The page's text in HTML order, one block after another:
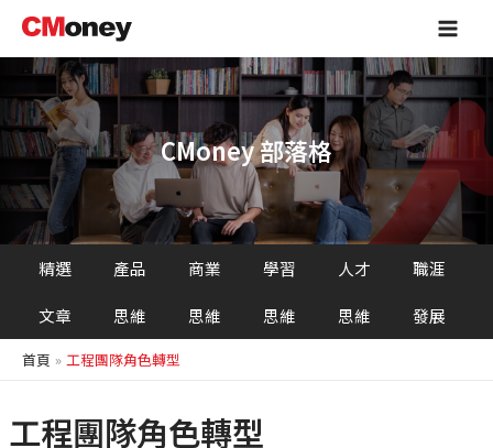
主
容
Main
CMoney 部落格
精選
文章
產品
思維
商業
思維
學習
思維
人才
思維
職涯
發展
首頁 工程團隊角色轉型
工程團隊角色轉型